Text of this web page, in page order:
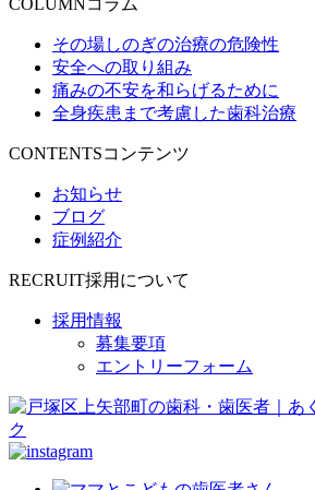
COLUMNコラム
その場しのぎの治療の危険性
安全への取り組み
痛みの不安を和らげるために
全身疾患まで考慮した歯科治療
CONTENTSコンテンツ
お知らせ
ブログ
症例紹介
RECRUIT採用について
採用情報
募集要項
エントリーフォーム